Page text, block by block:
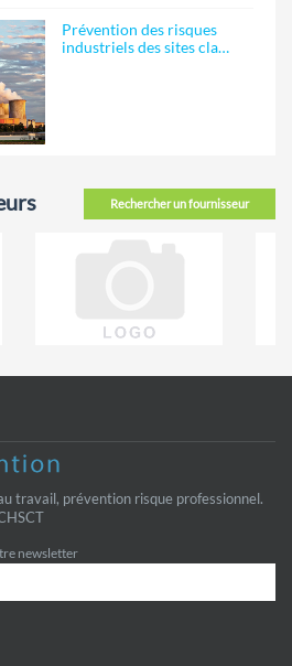
Prévention des risques
industriels des sites cla…
Rechercher un fournisseur
travail, prévention risque professionnel.
newsletter